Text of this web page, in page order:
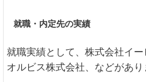
就職・内定先の実績
就職実績として、株式会社イー
オルビス株式会社、などがあり